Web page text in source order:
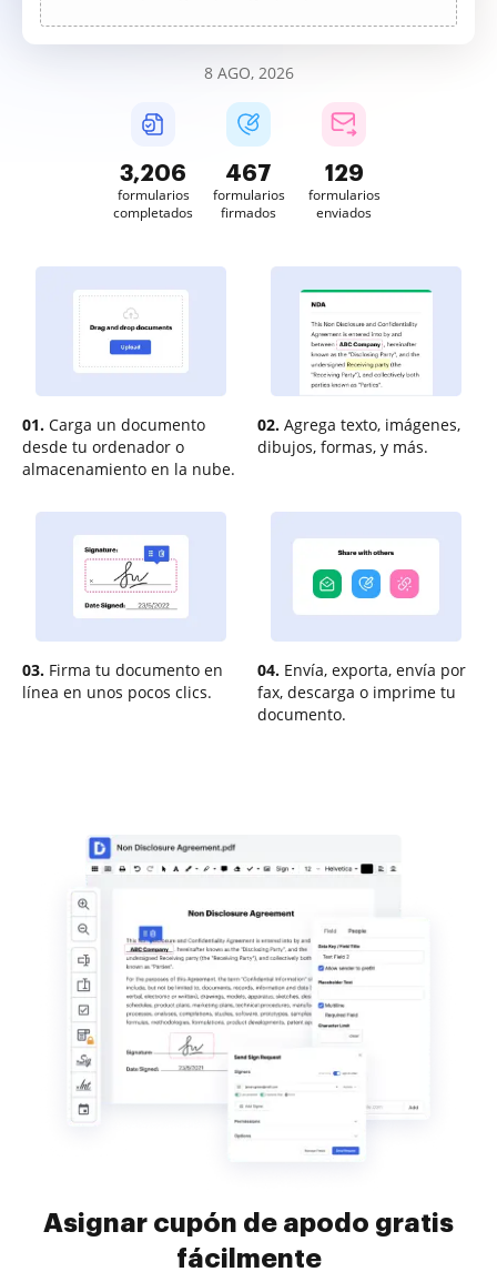
8 AGO, 2026
3,206
formularios
completados
467
formularios
firmados
129
formularios
enviados
01. Carga un documento
desde tu ordenador o
almacenamiento en la nube.
02. Agrega texto, imágenes,
dibujos, formas, y más.
03. Firma tu documento en
línea en unos pocos clics.
04. Envía, exporta, envía por
fax, descarga o imprime tu
documento.
Asignar cupón de apodo gratis
fácilmente